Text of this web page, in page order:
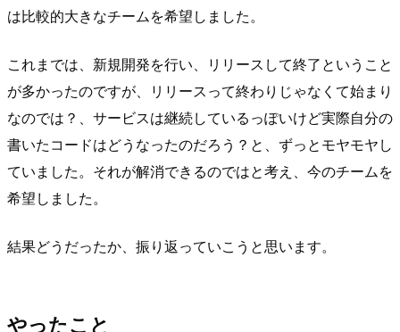
は比較的大きなチームを希望しました。
これまでは、新規開発を行い、リリースして終了ということ
が多かったのですが、リリースって終わりじゃなくて始まり
なのでは？、サービスは継続しているっぽいけど実際自分の
書いたコードはどうなったのだろう？と、ずっとモヤモヤし
ていました。それが解消できるのではと考え、今のチームを
希望しました。
結果どうだったか、振り返っていこうと思います。
やったこと